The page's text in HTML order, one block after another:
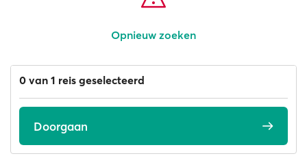
Opnieuw zoeken
0 van 1 reis geselecteerd
Doorgaan